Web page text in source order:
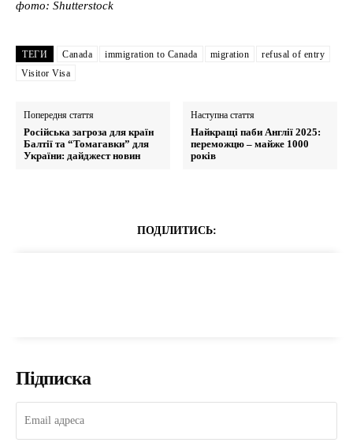
фото: Shutterstock
ТЕГИ Canada immigration to Canada migration
refusal of entry
Visitor Visa
Попередня стаття
Російська загроза для країн
Балтії та “Томагавки” для
України: дайджест новин
Наступна стаття
Найкращі паби Англії 2025:
переможцю – майже 1000
років
ПОДІЛИТИСЬ:
Підписка